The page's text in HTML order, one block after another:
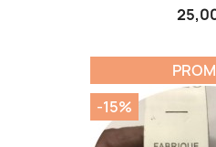
-15%